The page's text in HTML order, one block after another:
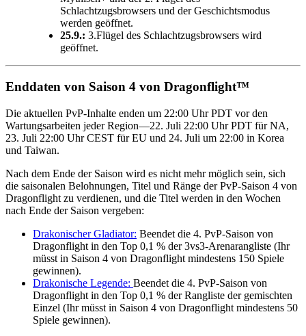
Schlachtzugsbrowsers und der Geschichtsmodus
werden geöffnet.
25.9.: 3.Flügel des Schlachtzugsbrowsers wird
geöffnet.
Enddaten von Saison 4 von Dragonflight™
Die aktuellen PvP-Inhalte enden um 22:00 Uhr PDT vor den
Wartungsarbeiten jeder Region—22. Juli 22:00 Uhr PDT für NA,
23. Juli 22:00 Uhr CEST für EU und 24. Juli um 22:00 in Korea
und Taiwan.
Nach dem Ende der Saison wird es nicht mehr möglich sein, sich
die saisonalen Belohnungen, Titel und Ränge der PvP-Saison 4 von
Dragonflight zu verdienen, und die Titel werden in den Wochen
nach Ende der Saison vergeben:
Drakonischer Gladiator: Beendet die 4. PvP-Saison von
Dragonflight in den Top 0,1 % der 3vs3-Arenarangliste (Ihr
müsst in Saison 4 von Dragonflight mindestens 150 Spiele
gewinnen).
Drakonische Legende: Beendet die 4. PvP-Saison von
Dragonflight in den Top 0,1 % der Rangliste der gemischten
Einzel (Ihr müsst in Saison 4 von Dragonflight mindestens 50
Spiele gewinnen).